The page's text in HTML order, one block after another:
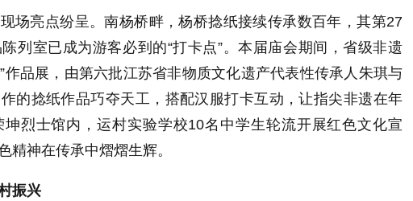
场亮点纷呈。南杨桥畔，杨桥捻纸接续传承数百年，其第27
列室已成为游客必到的“打卡点”。本届庙会期间，省级非遗
作品展，由第六批江苏省非物质文化遗产代表性传承人朱琪与
的捻纸作品巧夺天工，搭配汉服打卡互动，让指尖非遗在年
烈士馆内，运村实验学校10名中学生轮流开展红色文化宣
精神在传承中熠熠生辉。
振兴